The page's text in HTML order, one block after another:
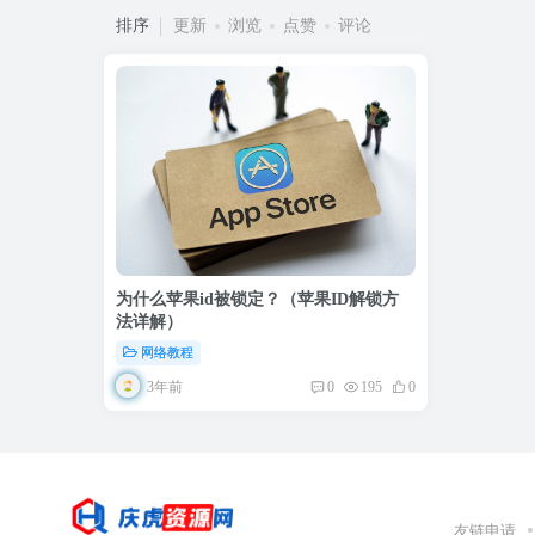
排序 更新 浏览 点赞 评论
为什么苹果id被锁定？（苹果ID解锁方
法详解）
网络教程
3年前 0 195 0
友链申请